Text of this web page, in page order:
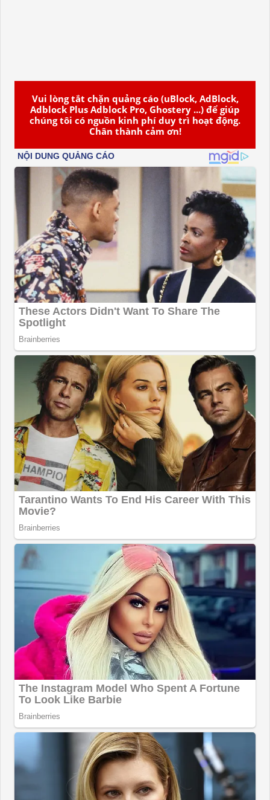
Vui lòng tắt chặn quảng cáo (uBlock, AdBlock,
Adblock Plus Adblock Pro, Ghostery ...) để giúp
chúng tôi có nguồn kinh phí duy trì hoạt động.
Chân thành cảm ơn!